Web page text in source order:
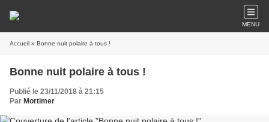
MENU
Accueil » Bonne nuit polaire à tous !
Bonne nuit polaire à tous !
Publié le 23/11/2018 à 21:15
Par Mortimer